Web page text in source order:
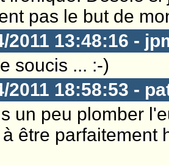
pas le but de
2011 13:48:16 -
soucis ... :-)
2011 18:58:53 -
un peu plomber
être parfaitement